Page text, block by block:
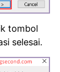
tombol
selesai.